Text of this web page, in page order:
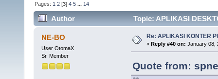
Pages: 1 2 [3]4 5 ... 14
Author Topic: APLIKASI
NE-BO
User OtomaX
Sr. Member
Re: APLIKASI KONTER
« Reply #40 on: January 08,
Quote from: